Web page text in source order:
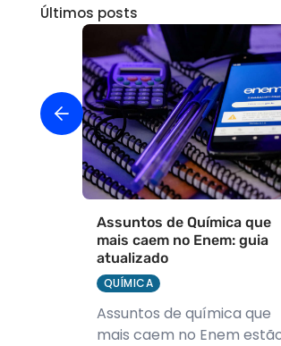
Últimos posts
Assuntos de Química que
mais caem no Enem: guia
atualizado
QUÍMICA
Assuntos de química que
mais caem no Enem